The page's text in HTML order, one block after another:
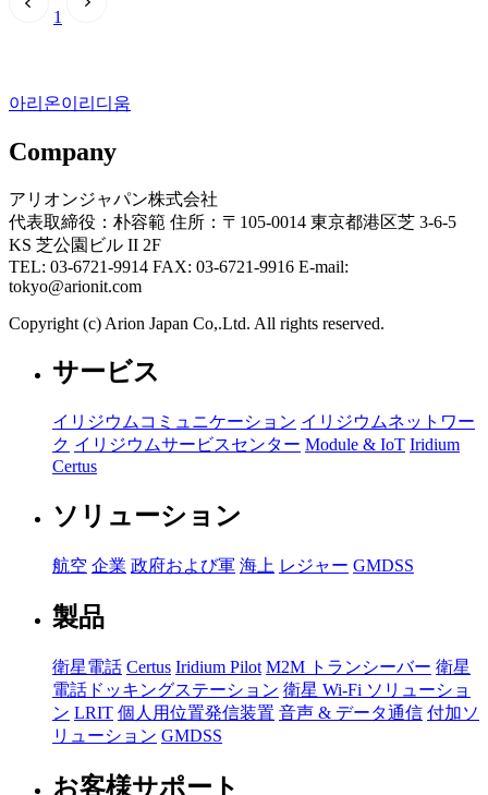
1
아리온이리디움
Company
アリオンジャパン株式会社
代表取締役：朴容範 住所：〒105-0014 東京都港区芝 3-6-5
KS 芝公園ビル II 2F
TEL: 03-6721-9914 FAX: 03-6721-9916 E-mail:
tokyo@arionit.com
Copyright (c) Arion Japan Co,.Ltd. All rights reserved.
サービス
イリジウムコミュニケーション イリジウムネットワー
ク イリジウムサービスセンター Module & IoT Iridium
Certus
ソリューション
航空 企業 政府および軍 海上 レジャー GMDSS
製品
衛星電話 Certus Iridium Pilot M2M トランシーバー 衛星
電話ドッキングステーション 衛星 Wi-Fi ソリューショ
ン LRIT 個人用位置発信装置 音声 & データ通信 付加ソ
リューション GMDSS
お客様サポート